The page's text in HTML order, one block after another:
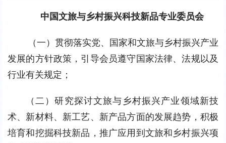
中国文旅与乡村振兴科技新品专业委员会
（一）贯彻落实党、国家和文旅与乡村振兴产业
发展的方针政策，引导会员遵守国家法律、法规以及
行业有关规定；
（二）研究探讨文旅与乡村振兴产业领域新技
术、新材料、新工艺、新产品方面的发展趋势，积极
培育和挖掘科技新品，推广应用到文旅和乡村振兴项